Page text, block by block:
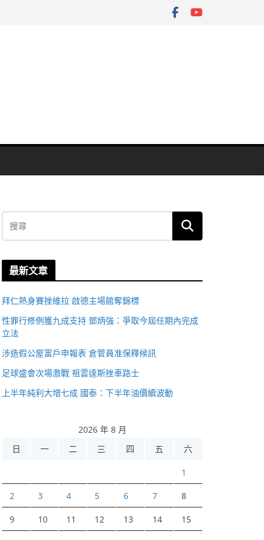
最新文章
拜仁熱身賽挫維拉 啟德主場館奪錦標
性罪行修例獲九成支持 鄧炳強：爭取今屆任期內完成
立法
涉造假公屋富戶申報表 倉管員准保釋候訊
足球盛會次場激戰 祖雲達斯挫車路士
上半年純利大增七成 國泰：下半年油價續波動
2026 年 8 月
日
一 二 三 四 五 六
1
2 3 4 5 6 7 8
9 10 11 12 13 14 15